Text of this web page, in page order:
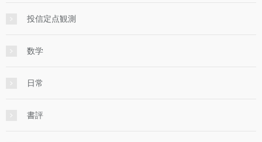
投信定点観測
数学
日常
書評